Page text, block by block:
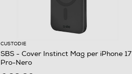
CUSTODIE
SBS - Cover Instinct Mag per iPhone 17
Pro-Nero